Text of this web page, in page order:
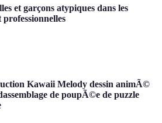
et garçons atypiques dans les
Kawaii Melody dessin animÃ©
de poupÃ©e de puzzle